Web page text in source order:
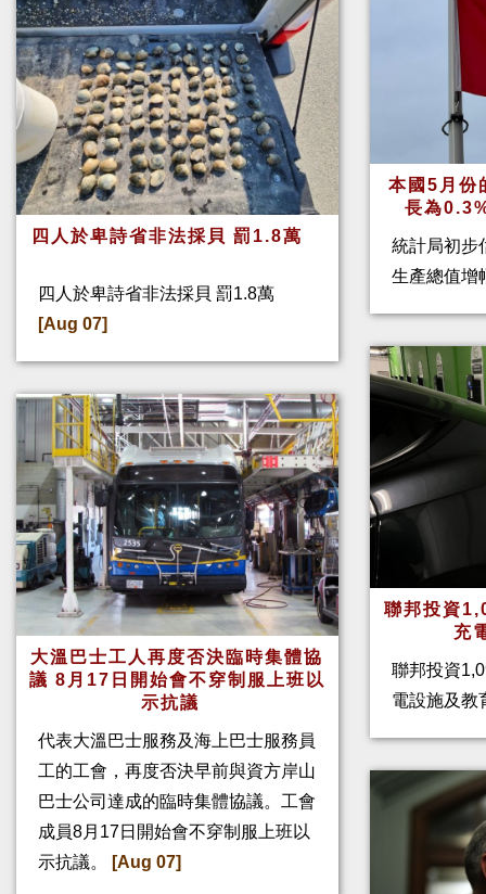
四人於卑詩省非法採貝 罰1.8萬
四人於卑詩省非法採貝 罰1.8萬
[Aug 07]
大溫巴士工人再度否決臨時集體協
議 8月17日開始會不穿制服上班以
示抗議
代表大溫巴士服務及海上巴士服務員
工的工會，再度否決早前與資方岸山
巴士公司達成的臨時集體協議。工會
成員8月17日開始會不穿制服上班以
示抗議。
[Aug 07]
本國5月份
長為
統計局初步
生產總值增
聯邦投資
充
聯邦投資
電設施及教